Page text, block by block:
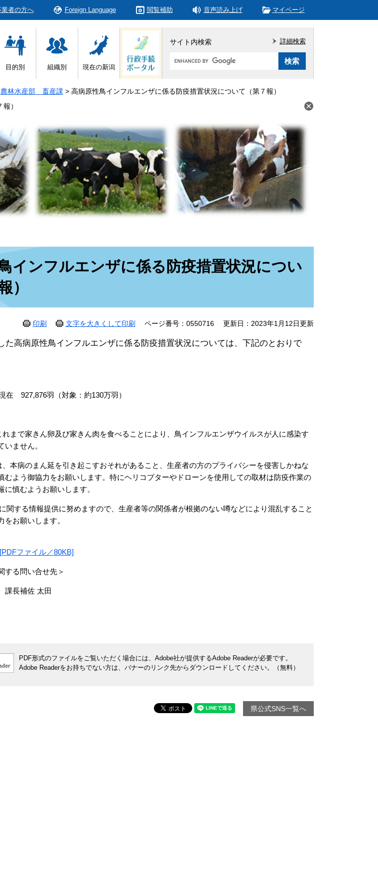
業者の方へ Foreign Language 閲覧補助 音声読み上げ マイページ
目的別 組織別 現在の新潟
サイト内検索
Google
タ
ム
詳細検索
農林水産部 畜産課 > 高病原性鳥インフルエンザに係る防疫措置状況について（第７報）
）
インフルエンザに係る防疫措置状況につい
）
印刷 文字を大きくして印刷 ページ番号：0550716 更新日：2023年1月12日更新
高病原性鳥インフルエンザに係る防疫措置状況については、下記のとおりで
927,876羽（対象：約130万羽）
れまで家きん卵及び家きん肉を食べることにより、鳥インフルエンザウイルスが人に感染す
いません。
、本病のまん延を引き起こすおそれがあること、生産者の方のプライバシーを侵害しかねな
むよう御協力をお願いします。特にヘリコプターやドローンを使用しての取材は防疫作業の
に慎むようお願いします。
関する情報提供に努めますので、生産者等の関係者が根拠のない噂などにより混乱すること
をお願いします。
ファイル／80KB]
する問い合せ先＞
長補佐 太田
PDF形式のファイルをご覧いただく場合には、Adobe社が提供するAdobe Readerが必要です。
Adobe Readerをお持ちでない方は、バナーのリンク先からダウンロードしてください。（無料）
県公式SNS一覧へ